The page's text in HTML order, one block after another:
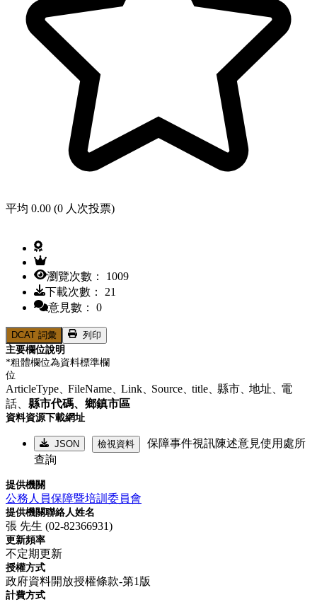
平均 0.00 (0 人次投票)
瀏覽次數： 1009
下載次數： 21
意見數： 0
DCAT 詞彙
列印
主要欄位說明
*粗體欄位為資料標準欄
位
ArticleType、FileName、Link、Source、title、縣市、地址、電
話、 縣市代碼、 鄉鎮市區
資料資源下載網址
JSON 檢視資料
保障事件視訊陳述意見使用處所
查詢
提供機關
公務人員保障暨培訓委員會
提供機關聯絡人姓名
張 先生 (02-82366931)
更新頻率
不定期更新
授權方式
政府資料開放授權條款-第1版
計費方式